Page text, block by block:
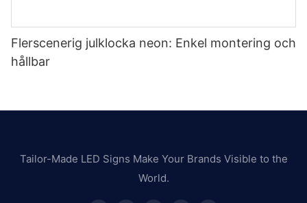
Flerscenerig julklocka neon: Enkel montering och
hållbar
Tailor-Made LED Signs Make Your Brands Visible to the
World.